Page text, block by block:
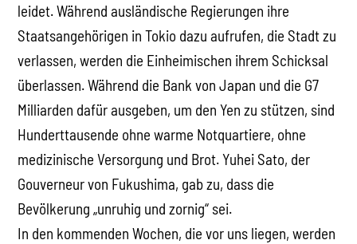
leidet. Während ausländische Regierungen ihre
Staatsangehörigen in Tokio dazu aufrufen, die Stadt zu
verlassen, werden die Einheimischen ihrem Schicksal
überlassen. Während die Bank von Japan und die G7
Milliarden dafür ausgeben, um den Yen zu stützen, sind
Hunderttausende ohne warme Notquartiere, ohne
medizinische Versorgung und Brot. Yuhei Sato, der
Gouverneur von Fukushima, gab zu, dass die
Bevölkerung „unruhig und zornig“ sei.
In den kommenden Wochen, die vor uns liegen, werden